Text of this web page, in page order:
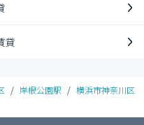
貸
/ 岸根公園駅 / 横浜市神奈川区